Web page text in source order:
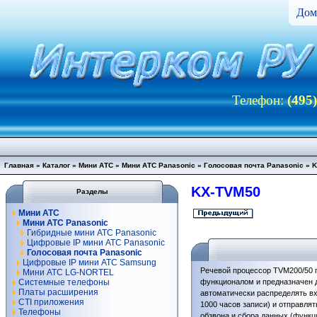
Телефон:
Главная » Каталог » Мини АТС » Мини АТС Panasonic » Голосовая почта Panasonic »
Разделы
Мини АТС
Мини АТС Panasonic
Гибридные мини АТС Panasonic
Цифровые IP мини АТС Panasonic
Голосовая почта Panasonic
Цифровые IP мини АТС Samsung
Мини АТС LG-NORTEL
Системные телефоны
Платы расширения
CTI приложения
Телефоны
KX-TVM50
Речевой процессор TVM200/
функционалом и предназначен
автоматически распределять
1000 часов записи) и